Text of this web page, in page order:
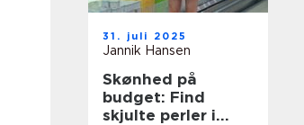
31. juli 2025
Jannik Hansen
Skønhed på
budget: Find
skjulte perler i